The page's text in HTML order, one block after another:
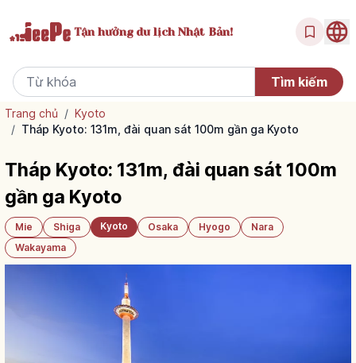
Tận hưởngdu lịch Nhật Bản!
Trang chủ / Kyoto
/ Tháp Kyoto: 131m, đài quan sát 100m gần ga Kyoto
Tháp Kyoto: 131m, đài quan sát 100m
gần ga Kyoto
Mie Shiga Kyoto Osaka Hyogo
Nara
Wakayama